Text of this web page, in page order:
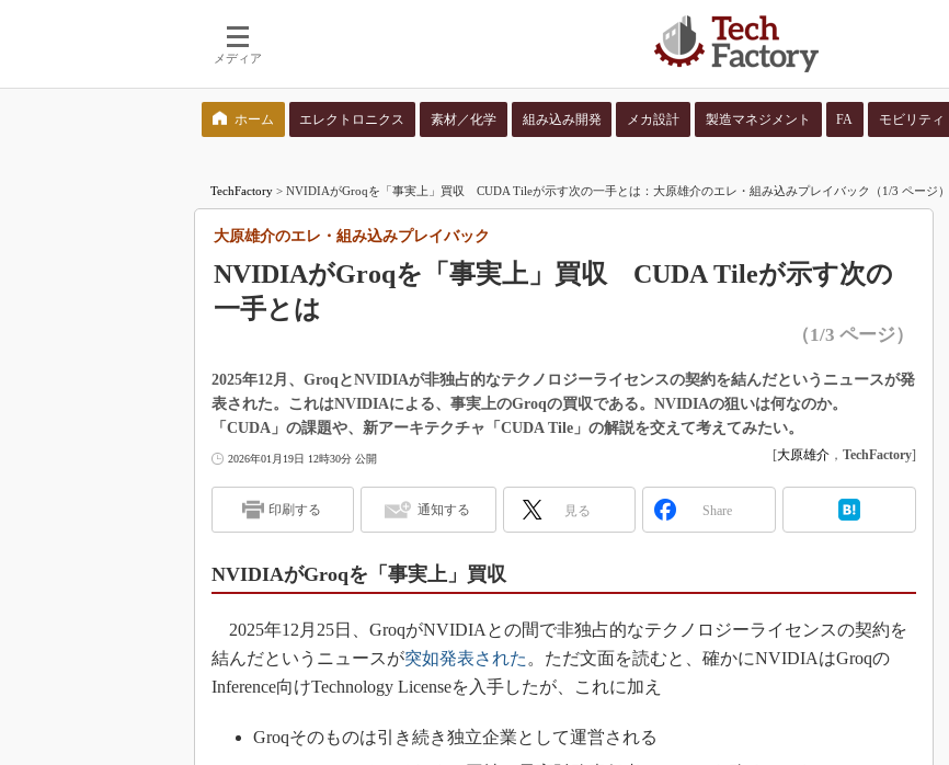
メディア
ホーム エレクトロニクス 素材／化学 組み込み開発 メカ設計 製造マネジメント FA モビリティ
TechFactory > NVIDIAがGroqを「事実上」買収 CUDA Tileが示す次の一手とは：大原雄介のエレ・組み込みプレイバック（1/3 ページ）
NVIDIAがGroqを「事実上」買収 CUDA Tileが示す次の
一手とは
大原雄介のエレ・組み込みプレイバック
（1/3 ページ）
2025年12月、GroqとNVIDIAが非独占的なテクノロジーライセンスの契約を結んだというニュースが発
表された。これはNVIDIAによる、事実上のGroqの買収である。NVIDIAの狙いは何なのか。
「CUDA」の課題や、新アーキテクチャ「CUDA Tile」の解説を交えて考えてみたい。
2026年01月19日 12時30分 公開 [大原雄介 ， TechFactory]
印刷する 通知する 見る Share
NVIDIAがGroqを「事実上」買収
2025年12月25日、GroqがNVIDIAとの間で非独占的なテクノロジーライセンスの契約を
結んだというニュースが突如発表された 。ただ文面を読むと、確かにNVIDIAはGroqの
Inference向けTechnology Licenseを入手したが、これに加え
Groqそのものは引き続き独立企業として運営される